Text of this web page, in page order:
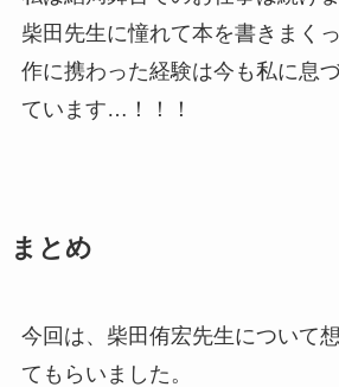
柴田先生に憧れて本を書きまく
作に携わった経験は今も私に息
ています…！！！
まとめ
今回は、柴田侑宏先生について
てもらいました。